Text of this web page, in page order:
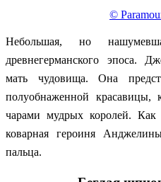
©
Небольшая, но
древнегерманского эпоса.
мать чудовища. Она
полуобнаженной красавицы,
чарами мудрых королей.
коварная героиня
пальца.